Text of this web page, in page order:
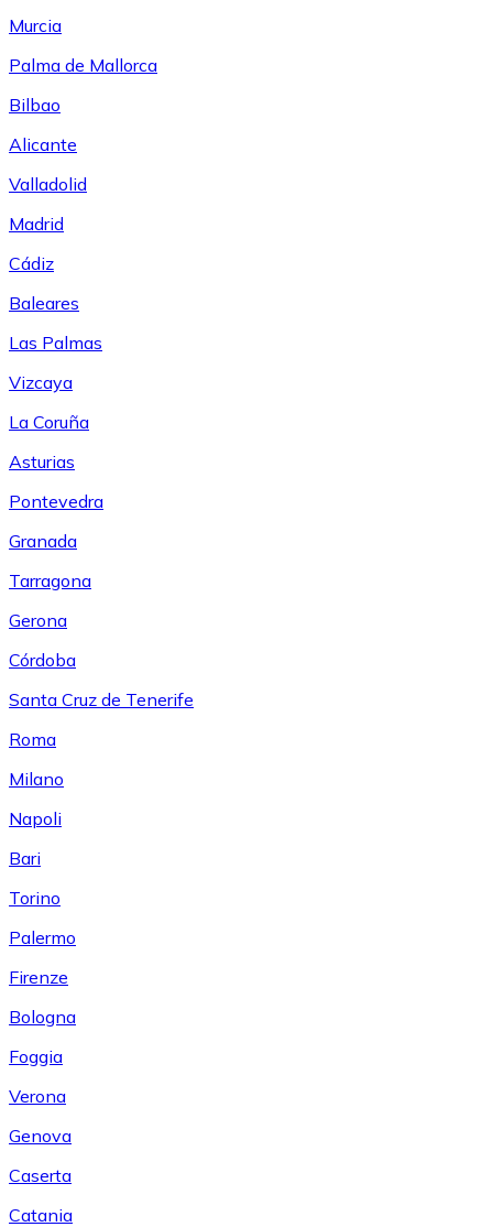
Murcia
Palma de Mallorca
Bilbao
Alicante
Valladolid
Madrid
Cádiz
Baleares
Las Palmas
Vizcaya
La Coruña
Asturias
Pontevedra
Granada
Tarragona
Gerona
Córdoba
Santa Cruz de Tenerife
Roma
Milano
Napoli
Bari
Torino
Palermo
Firenze
Bologna
Foggia
Verona
Genova
Caserta
Catania